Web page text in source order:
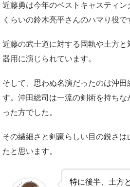
近藤勇は今年のベストキャスティン
くらいの鈴木亮平さんのハマり役で
近藤の武士道に対する固執や土方
器用に演じられています。
そして、思わぬ名演だったのは沖田
す。沖田総司は一流の剣術を持ち
った方でした。
その繊細さと剣豪らしい目の鋭さは
たと思います。
特に後半、土方